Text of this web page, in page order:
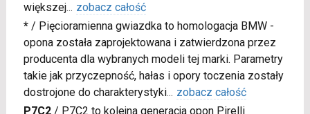
większej... zobacz całość
*/ Pięcioramienna gwiazdka to homologacja BMW -
opona została zaprojektowana i zatwierdzona przez
producenta dla wybranych modeli tej marki. Parametry
takie jak przyczepność, hałas i opory toczenia zostały
dostrojone do charakterystyki... zobacz całość
P7C2/ P7C2 to kolejna generacja opon Pirelli